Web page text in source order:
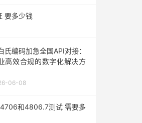
要多少钱
氏编码加急全国API对接：
高效合规的数字化解决方
06-08
和4806.7测试 需要多